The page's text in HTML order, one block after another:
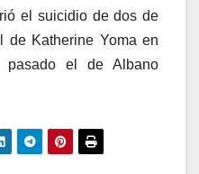
el suicidio de dos de
de Katherine Yoma en
pasado el de Albano